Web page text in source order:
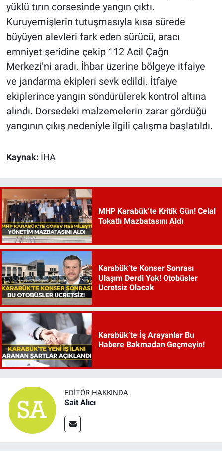
yüklü tırın dorsesinde yangın çıktı.
Kuruyemişlerin tutuşmasıyla kısa sürede
büyüyen alevleri fark eden sürücü, aracı
emniyet şeridine çekip 112 Acil Çağrı
Merkezi’ni aradı. İhbar üzerine bölgeye itfaiye
ve jandarma ekipleri sevk edildi. İtfaiye
ekiplerince yangın söndürülerek kontrol altına
alındı. Dorsedeki malzemelerin zarar gördüğü
yangının çıkış nedeniyle ilgili çalışma başlatıldı.
Kaynak: İHA
MHP Karabük’te Kritik Gün! Celal
Tokatlı Mazbatasını Aldı
Karabük’te Konser Sonrası
Ulaşım Derdi Yok! Otobüsler
Ücretsiz Olacak
Karabük’te İş Arayanlar Bu
Habere Bakmadan Geçmeyin!
EDITÖR HAKKINDA
Sait Alıcı